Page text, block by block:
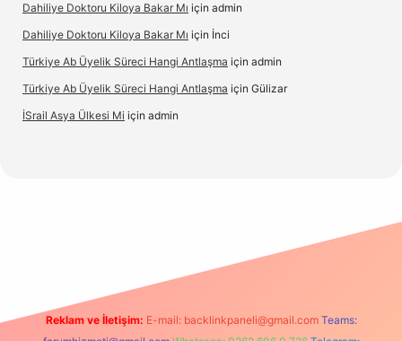
Dahiliye Doktoru Kiloya Bakar Mı için admin
Dahiliye Doktoru Kiloya Bakar Mı için İnci
Türkiye Ab Üyelik Süreci Hangi Antlaşma için admin
Türkiye Ab Üyelik Süreci Hangi Antlaşma için Gülizar
İSrail Asya Ülkesi Mi için admin
Reklam ve İletişim: E-mail: backlinkpaneli@gmail.com Teams: